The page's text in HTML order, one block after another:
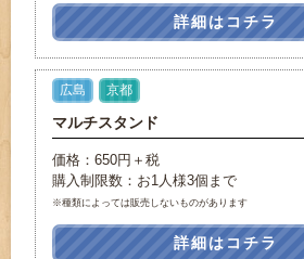
詳細はコチラ
広島 京都
マルチスタンド
価格：650円＋税
購入制限数：お1人様3個まで
※種類によっては販売しないものがあります
詳細はコチラ